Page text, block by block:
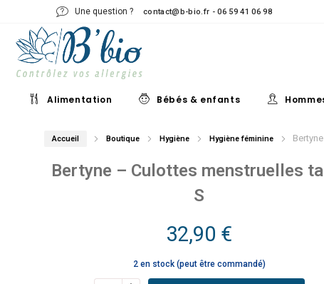
Une question ? contact@b-bio.fr - 06 59 41 06 98
Alimentation Bébés & enfants
Accueil Boutique Hygiène Hygiène féminine
Bertyne – Culottes menstruelles
S
32,90 €
2 en stock (peut être commandé)